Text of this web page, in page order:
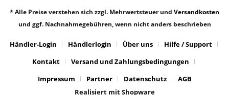
* Alle Preise verstehen sich zzgl. Mehrwertsteuer und Versandkosten
und ggf. Nachnahmegebühren, wenn nicht anders beschrieben
Händler-Login Händlerlogin Über uns
Hilfe / Support
Kontakt
Versand und Zahlungsbedingungen
Impressum
Partner Datenschutz
AGB
Realisiert mit Shopware